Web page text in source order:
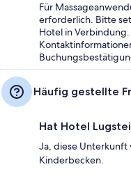
Für
erforderlich. Bitte
Hotel in
Häufig gestellte
Hat Hotel
Ja, diese
Kinderbecken.